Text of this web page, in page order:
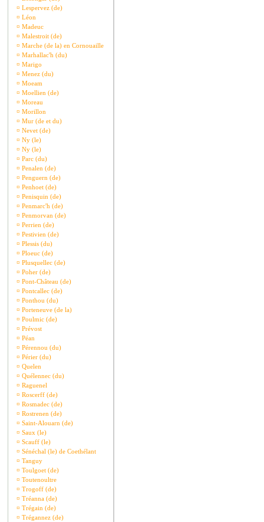
¤ Lespervez (de)
¤ Léon
¤ Madeuc
¤ Malestroit (de)
¤ Marche (de la) en Cornouaille
¤ Marhallac'h (du)
¤ Marigo
¤ Menez (du)
¤ Moeam
¤ Moellien (de)
¤ Moreau
¤ Morillon
¤ Mur (de et du)
¤ Nevet (de)
¤ Ny (le)
¤ Ny (le)
¤ Parc (du)
¤ Penalen (de)
¤ Penguern (de)
¤ Penhoet (de)
¤ Penisquin (de)
¤ Penmarc'h (de)
¤ Penmorvan (de)
¤ Perrien (de)
¤ Pestivien (de)
¤ Plessis (du)
¤ Ploeuc (de)
¤ Plusquellec (de)
¤ Poher (de)
¤ Pont-Château (de)
¤ Pontcallec (de)
¤ Ponthou (du)
¤ Porteneuve (de la)
¤ Poulmic (de)
¤ Prévost
¤ Péan
¤ Pérennou (du)
¤ Périer (du)
¤ Quelen
¤ Quélennec (du)
¤ Raguenel
¤ Roscerff (de)
¤ Rosmadec (de)
¤ Rostrenen (de)
¤ Saint-Alouarn (de)
¤ Saux (le)
¤ Scauff (le)
¤ Sénéchal (le) de Coethélant
¤ Tanguy
¤ Toulgoet (de)
¤ Toutenoultre
¤ Trogoff (de)
¤ Tréanna (de)
¤ Trégain (de)
¤ Trégannez (de)